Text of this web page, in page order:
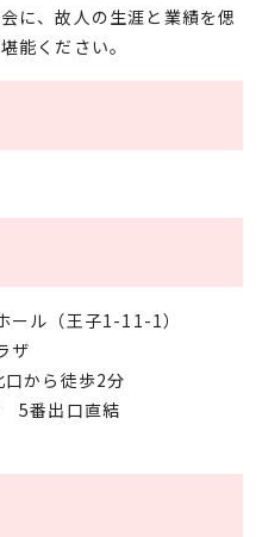
に、故人の生涯と業績を偲
能ください。
ル（王子1-11-1）
ザ
から徒歩2分
5番出口直結